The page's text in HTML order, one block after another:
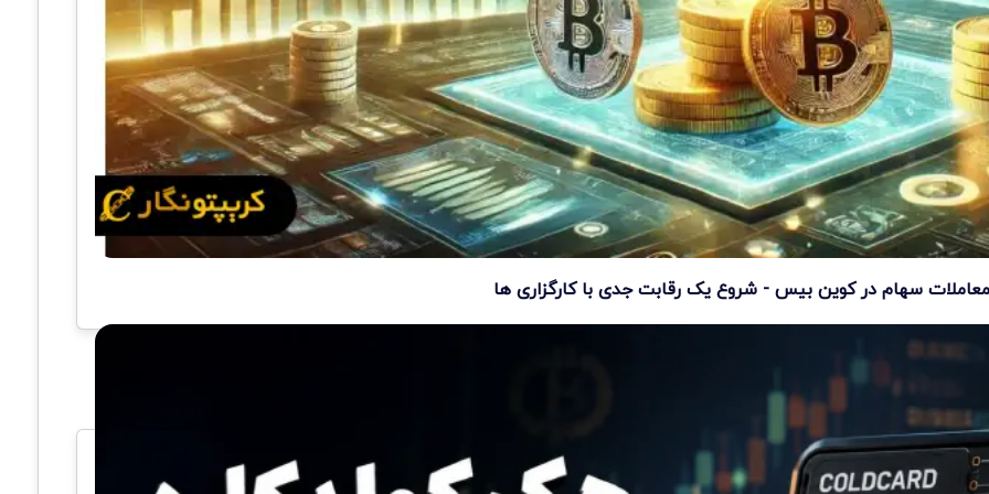
معاملات سهام در کوین بیس - شروع یک رقابت جدی با کارگزاری ها